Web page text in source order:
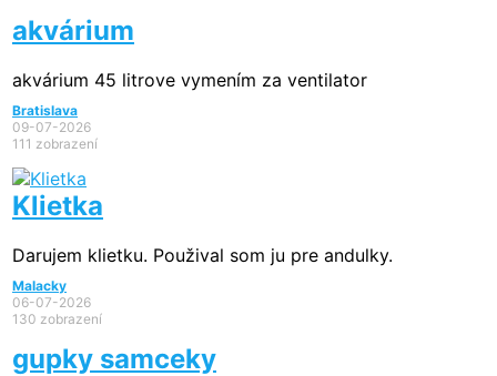
akvárium
akvárium 45 litrove vymením za ventilator
Bratislava
09-07-2026
111 zobrazení
Klietka
Darujem klietku. Použival som ju pre andulky.
Malacky
06-07-2026
130 zobrazení
gupky samceky